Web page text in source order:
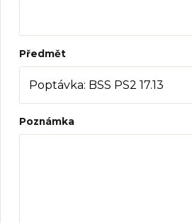
Předmět
Poznámka